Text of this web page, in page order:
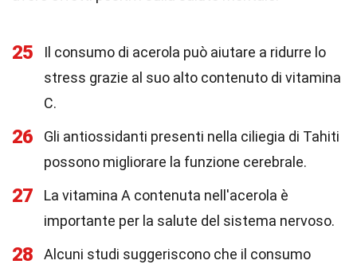
25
Il consumo di acerola può aiutare a ridurre lo
stress grazie al suo alto contenuto di vitamina
C.
26
Gli antiossidanti presenti nella ciliegia di Tahiti
possono migliorare la funzione cerebrale.
27
La vitamina A contenuta nell'acerola è
importante per la salute del sistema nervoso.
28
Alcuni studi suggeriscono che il consumo